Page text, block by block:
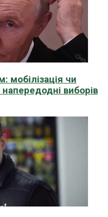
мобілізація чи
виборів